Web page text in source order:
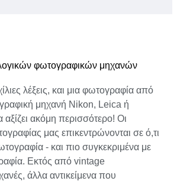
φωτογραφικών μηχανών
λέξεις, και μια φωτογραφία από
μηχανή Nikon, Leica ή
ακόμη περισσότερο! Οι
μας επικεντρώνονται σε ό,τι
- και πιο συγκεκριμένα με
Εκτός από vintage
άλλα αντικείμενα που